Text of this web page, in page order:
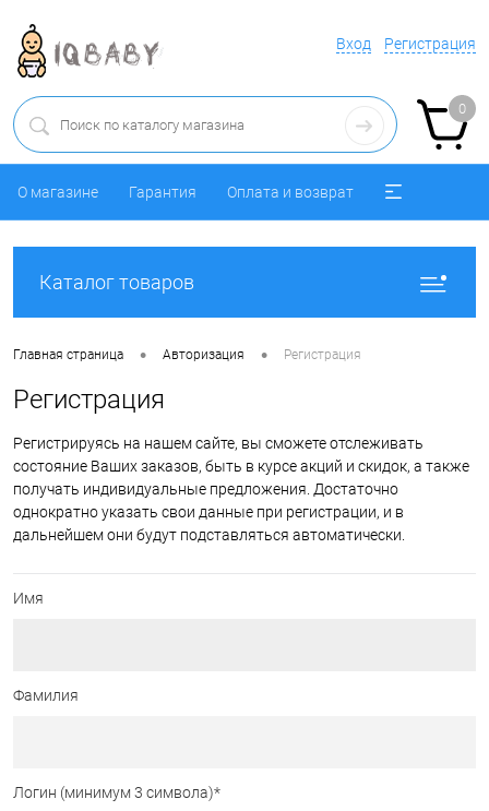
Вход Регистрация
0
О магазине Гарантия Оплата и возврат
Каталог товаров
Главная страница • Авторизация • Регистрация
Регистрация
Регистрируясь на нашем сайте, вы сможете отслеживать
состояние Ваших заказов, быть в курсе акций и скидок, а также
получать индивидуальные предложения. Достаточно
однократно указать свои данные при регистрации, и в
дальнейшем они будут подставляться автоматически.
Имя
Фамилия
Логин (минимум 3 символа)*